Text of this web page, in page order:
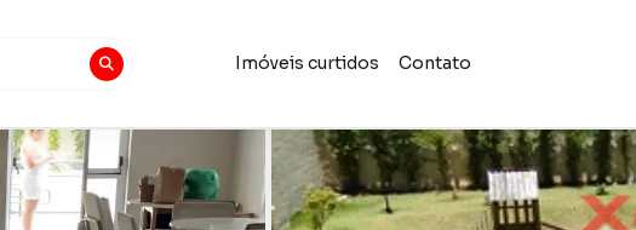
Imóveis curtidos Contato